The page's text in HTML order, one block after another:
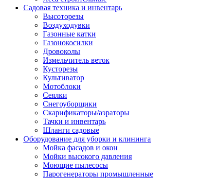
Садовая техника и инвентарь
Высоторезы
Воздуходувки
Газонные катки
Газонокосилки
Дровоколы
Измельчитель веток
Кусторезы
Культиватор
Мотоблоки
Сеялки
Снегоуборщики
Скарификаторы/аэраторы
Тачки и инвентарь
Шланги садовые
Оборудование для уборки и клининга
Мойка фасадов и окон
Мойки высокого давления
Моющие пылесосы
Парогенераторы промышленные